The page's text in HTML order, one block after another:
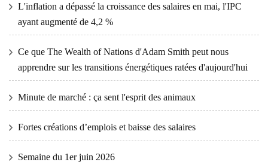
L'inflation a dépassé la croissance des salaires en mai, l'IPC
ayant augmenté de 4,2 %
Ce que The Wealth of Nations d'Adam Smith peut nous
apprendre sur les transitions énergétiques ratées d'aujourd'hui
Minute de marché : ça sent l'esprit des animaux
Fortes créations d’emplois et baisse des salaires
Semaine du 1er juin 2026